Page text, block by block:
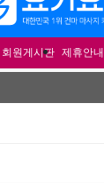
회원게시판 제휴안내